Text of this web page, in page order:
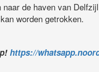
de haven van
worden getrokken.
https://